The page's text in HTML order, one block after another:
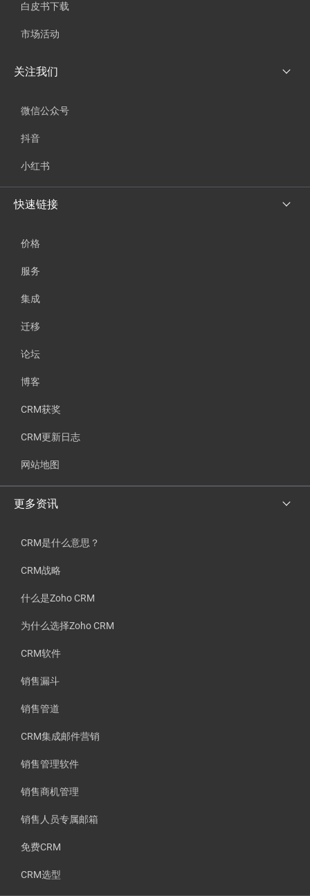
白皮书下载
市场活动
关注我们
微信公众号
抖音
小红书
快速链接
价格
服务
集成
迁移
论坛
博客
CRM获奖
CRM更新日志
网站地图
更多资讯
CRM是什么意思？
CRM战略
什么是Zoho CRM
为什么选择Zoho CRM
CRM软件
销售漏斗
销售管道
CRM集成邮件营销
销售管理软件
销售商机管理
销售人员专属邮箱
免费CRM
CRM选型